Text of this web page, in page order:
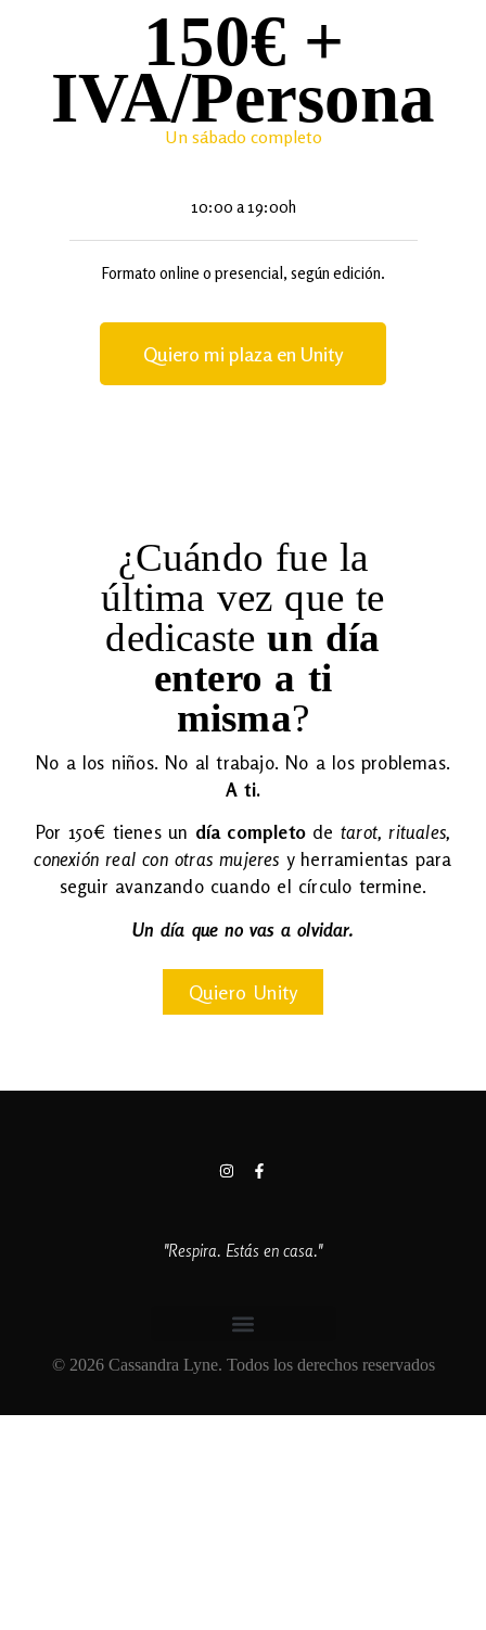
150€ +
IVA/Persona
Un sábado completo
10:00 a 19:00h
Formato online o presencial, según edición.
Quiero mi plaza en Unity
¿Cuándo fue la
última vez que te
dedicasteun día
entero a ti
misma?
No a los niños. No al trabajo. No a los problemas.
A ti.
Por 150€ tienes un día completo de tarot, rituales,
conexión real con otras mujeres y herramientas para
seguir avanzando cuando el círculo termine.
Un día que no vas a olvidar.
Quiero Unity
"Respira. Estás en casa."
© 2026 Cassandra Lyne. Todos los derechos reservados